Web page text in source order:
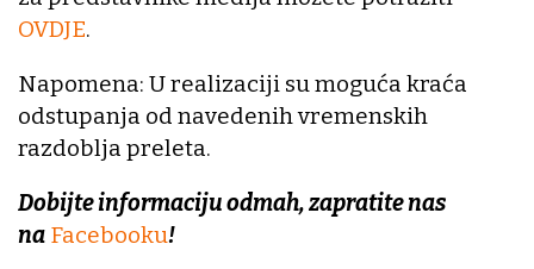
OVDJE.
Napomena: U realizaciji su moguća kraća
odstupanja od navedenih vremenskih
razdoblja preleta.
Dobijte informaciju odmah, zapratite nas
na Facebooku!